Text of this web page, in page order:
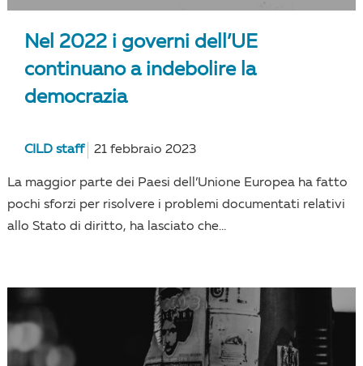
Nel 2022 i governi dell’UE
continuano a indebolire la
democrazia
CILD staff 21 febbraio 2023
La maggior parte dei Paesi dell’Unione Europea ha fatto
pochi sforzi per risolvere i problemi documentati relativi
allo Stato di diritto, ha lasciato che...